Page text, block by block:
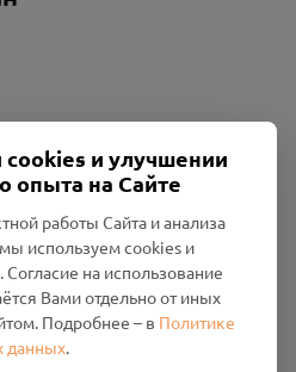
«Смоленский
и улучшении
опыта на Сайте
работы Сайта и анализа
используем cookies и
на использование
Вами отдельно от иных
Подробнее – в Политике
данных.